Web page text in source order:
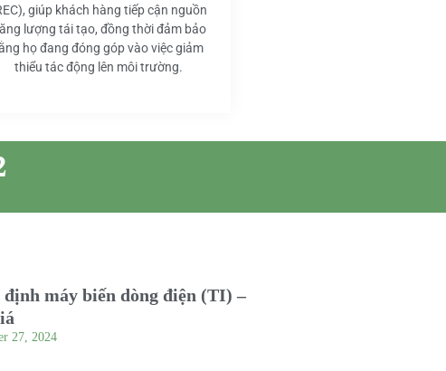
giúp khách hàng tiếp cận nguồn
lượng tái tạo, đồng thời đảm bảo
họ đang đóng góp vào việc giảm
thiểu tác động lên môi trường.
máy biến dòng điện (TI) –
27, 2024